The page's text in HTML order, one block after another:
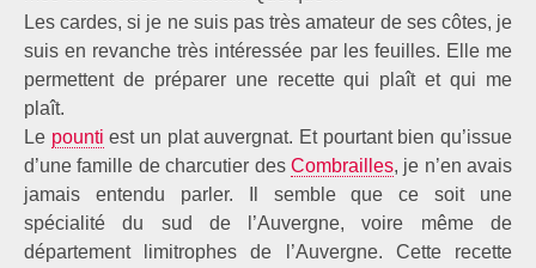
Les cardes, si je ne suis pas très amateur de ses côtes, je
suis en revanche très intéressée par les feuilles. Elle me
permettent de préparer une recette qui plaît et qui me
plaît.
Le pounti est un plat auvergnat. Et pourtant bien qu’issue
d’une famille de charcutier des Combrailles, je n’en avais
jamais entendu parler. Il semble que ce soit une
spécialité du sud de l’Auvergne, voire même de
département limitrophes de l’Auvergne. Cette recette